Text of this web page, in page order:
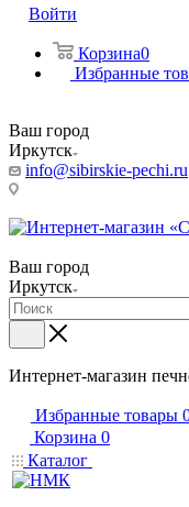
Войти
Корзина0
Избранные
Ваш город
Иркутск
info@sibirskie-pechi.ru
Ваш город
Иркутск
Интернет-магазин
Избранные товары
Корзина 0
Каталог